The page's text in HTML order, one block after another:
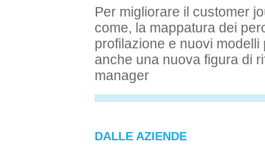
Per migliorare il customer
come, la mappatura dei
profilazione e nuovi
anche una nuova figura di
manager
DALLE AZIENDE